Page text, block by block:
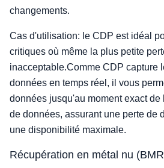
changements.
Cas d'utilisation: le CDP est idéal
critiques où même la plus petite
inacceptable.Comme CDP capture
données en temps réel, il vous
données jusqu'au moment exact
de données, assurant une perte de
une disponibilité maximale.
Récupération en métal nu